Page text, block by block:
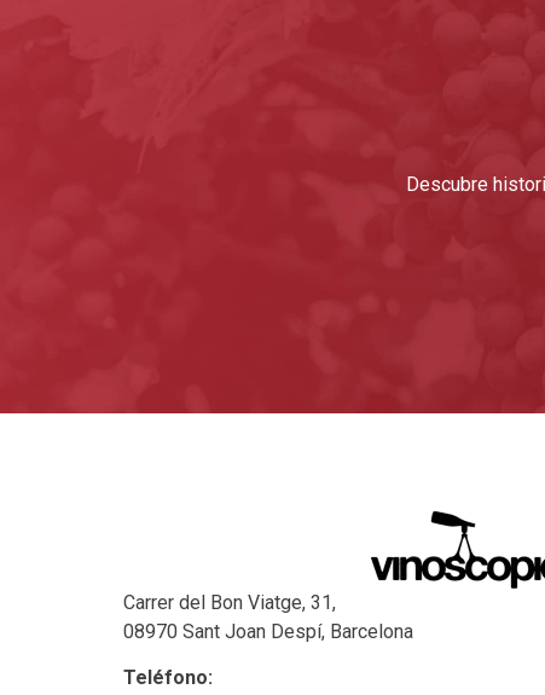
Descubre
Carrer del Bon Viatge, 31,
08970 Sant Joan Despí, Barcelona
Teléfono: